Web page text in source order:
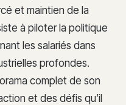
et maintien de la
à piloter la politique
les salariés dans
profondes.
complet de son
et des défis qu’il